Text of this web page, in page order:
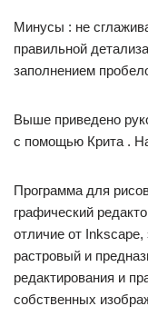
Минусы : не
правильной
заполнением
Выше приведено
с помощью Крита .
Программа для
графический
отличие от Inkscape,
растровый и
редактирования и
собственных